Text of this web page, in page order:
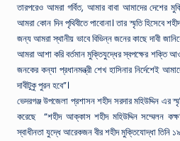
তারপরেও আমরা গর্বিত, আমার বাবা আমাদের দেশের
আমরা কোন দিন পৃথিবীতে পাবোনা। তার স্মৃতি হিসেবে
জন্য আমরা স্থানীয় ভাবে বিভিন্ন জনের কাছে দাবী
আমরা আশা করি বর্তমান মুক্তিযুদ্ধের স্বপক্ষের শক্তি
জনকের কন্যা প্রধানমন্ত্রী শেখ হাসিনার নির্দেশেই
দাবীটুকু পুরন হবে”।
ভেদরগঞ্জ উপজেলা প্রশাসন শহীদ সরদার মহিউদ্দিন এর
করেছে “শহীদ আক্কাস শহীদ মহিউদ্দিন সম্মেলন
স্বাধীনতা যুদ্ধে আরেকজন বীর শহীদ মুক্তিযোদ্ধা তিনি